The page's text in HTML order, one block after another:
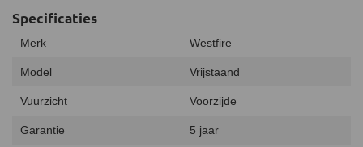
Specificaties
Merk Westfire
Model Vrijstaand
Vuurzicht Voorzijde
Garantie 5 jaar